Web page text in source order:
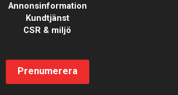
Annonsinformation
Kundtjänst
CSR & miljö
Prenumerera